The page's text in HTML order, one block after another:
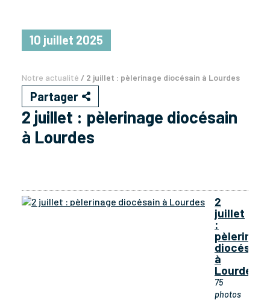
10 juillet 2025
Notre actualité / 2 juillet : pèlerinage diocésain à Lourdes
Partager
2 juillet : pèlerinage diocésain
à Lourdes
2
juillet
:
diocésain
à
Lourdes
75
photos